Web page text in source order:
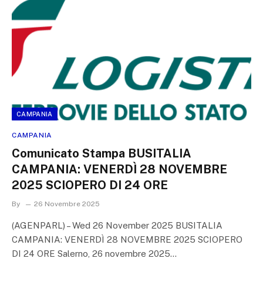
CAMPANIA
CAMPANIA
Comunicato Stampa BUSITALIA
CAMPANIA: VENERDÌ 28 NOVEMBRE
2025 SCIOPERO DI 24 ORE
By 26 Novembre 2025
(AGENPARL) – Wed 26 November 2025 BUSITALIA
CAMPANIA: VENERDÌ 28 NOVEMBRE 2025 SCIOPERO
DI 24 ORE Salerno, 26 novembre 2025…